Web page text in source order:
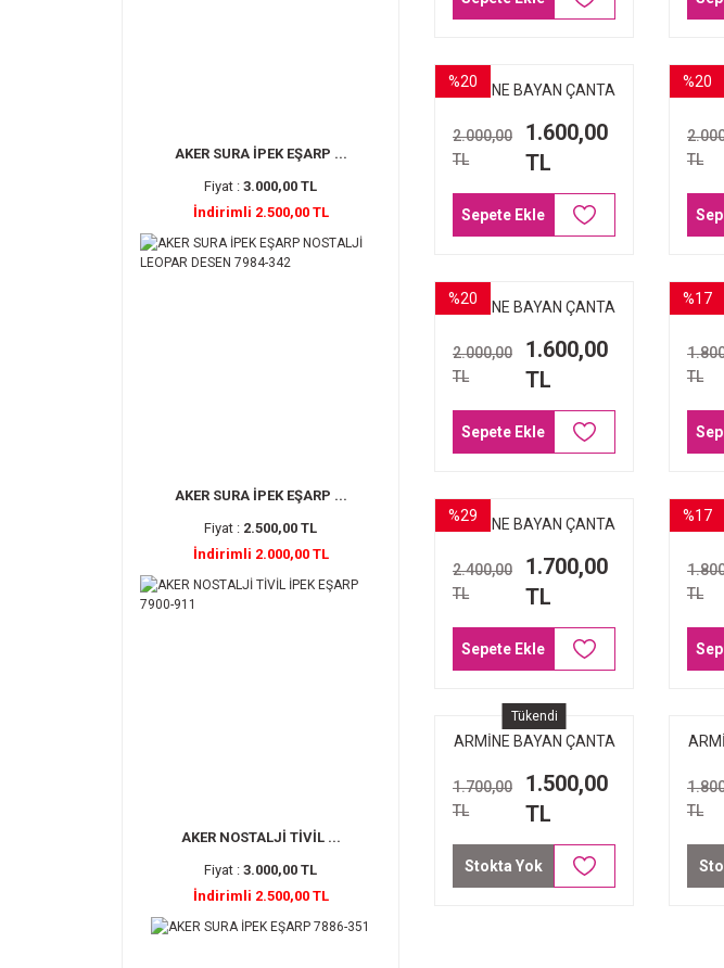
AKER SURA İPEK EŞARP ...
Fiyat : 3.000,00 TL
İndirimli 2.500,00 TL
AKER SURA İPEK EŞARP ...
Fiyat : 2.500,00 TL
İndirimli 2.000,00 TL
AKER NOSTALJİ TİVİL ...
Fiyat : 3.000,00 TL
İndirimli 2.500,00 TL
%20
ARMİNE BAYAN ÇANTA
2.000,00
TL
1.600,00
TL
Sepete Ekle
%20
TL
%20
ARMİNE BAYAN ÇANTA
2.000,00
TL
1.600,00
TL
Sepete Ekle
%17
TL
%29
ARMİNE BAYAN ÇANTA
2.400,00
TL
1.700,00
TL
Sepete Ekle
%17
TL
Tükendi
ARMİNE BAYAN ÇANTA
1.700,00
TL
1.500,00
TL
Stokta Yok
TL